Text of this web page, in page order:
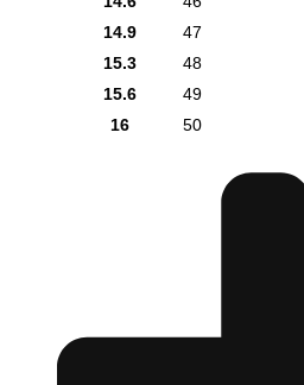
14.9
47
15.3
48
15.6
49
16
50